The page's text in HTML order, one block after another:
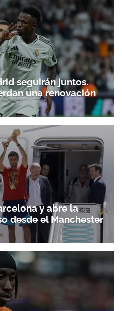
seguirán juntos.
una renovación
y abre la
desde el Manchester